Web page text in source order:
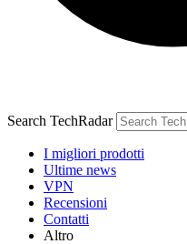
Search TechRadar
I migliori prodotti
Ultime news
VPN
Recensioni
Contatti
Altro